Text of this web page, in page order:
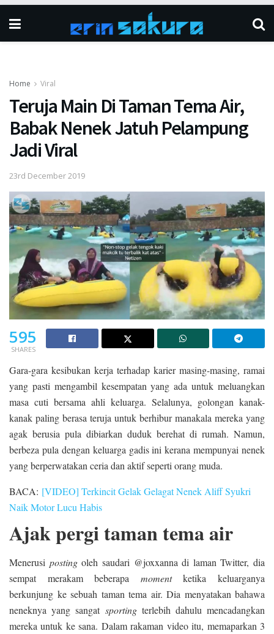
Home Viral
Teruja Main Di Taman Tema Air,
Babak Nenek Jatuh Pelampung
Jadi Viral
23rd December 2019
595
SHARES
Gara-gara kesibukan kerja terhadap karier masing-masing, ramai
yang pasti mengambil kesempatan yang ada untuk meluangkan
masa cuti bersama ahli keluarga. Selalunya, golongan kanak-
kanak paling berasa teruja untuk berhibur manakala mereka yang
agak berusia pula dibiarkan duduk berehat di rumah. Namun,
berbeza pula dengan keluarga gadis ini kerana mempunyai nenek
yang berperwatakan ceria dan aktif seperti orang muda.
BACA: [VIDEO] Terkincit Gelak Gelagat Nenek Aliff Syukri
Naik Motor Lucu Habis
Ajak pergi taman tema air
Menerusi postingoleh saudari @joxxanna di laman Twitter, dia
sempat merakam beberapa momentketika keluarganya
berkunjung ke sebuah taman tema air. Dia menyatakan bahawa
neneknya yang sangat sportingterlebih dahulu mencadangkan
mereka untuk ke sana. Dalam rakaman video itu, memaparkan 3